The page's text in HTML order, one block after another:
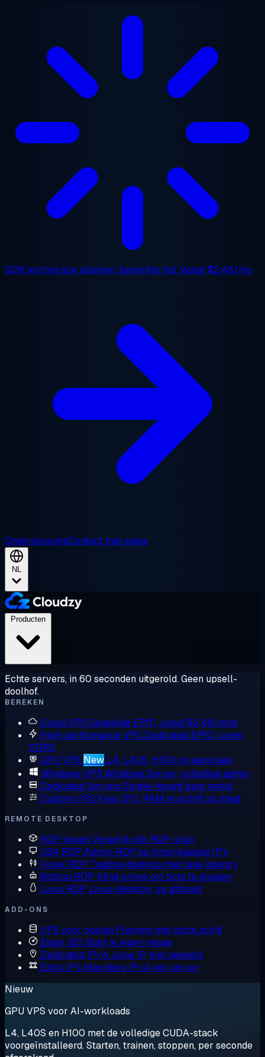
50% korting alle plannen, beperkte tijd. Vanaf$2.48/mo
OndersteuningContact met sales
NL
Echte servers, in 60 seconden uitgerold. Geen upsell-
doolhof.
BEREKEN
Cloud VPS Gedeelde EPYC, vanaf $2,48/mnd
High-performance VPS Dedicated EPYC-cores,
DDR5
GPU VPS New L4, L40S, H100 op aanvraag
Windows VPS Windows Server, volledige admin
Dedicated Servers Single-tenant bare metal
Custom VPS Kies CPU, RAM en schijf op maat
REMOTE DESKTOP
RDP kopen Vergelijk elk RDP-plan
USA RDP Admin-RDP op Amerikaanse IP's
Forex RDP Trading-desktop met lage latency
Botting RDP Altijd online om bots te draaien
Linux RDP Linux-desktop, op afstand
ADD-ONS
VPS voor opslag Plannen met grote schijf
Eigen ISO Start je eigen image
Dedicated IPv4 Jouw IP, niet gedeeld
Extra IP's Meerdere IPv4 per server
Nieuw
GPU VPS voor AI-workloads
L4, L40S en H100 met de volledige CUDA-stack
voorgeïnstalleerd. Starten, trainen, stoppen, per seconde